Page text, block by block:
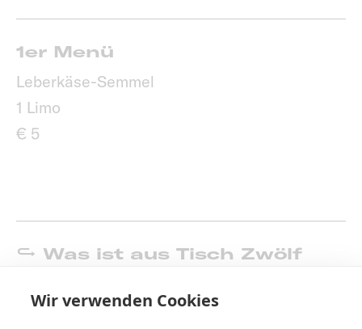
Wir verwenden Cookies
1er Menü
Leberkäse-Semmel
1 Limo
€ 5
Was ist aus Tisch Zwölf